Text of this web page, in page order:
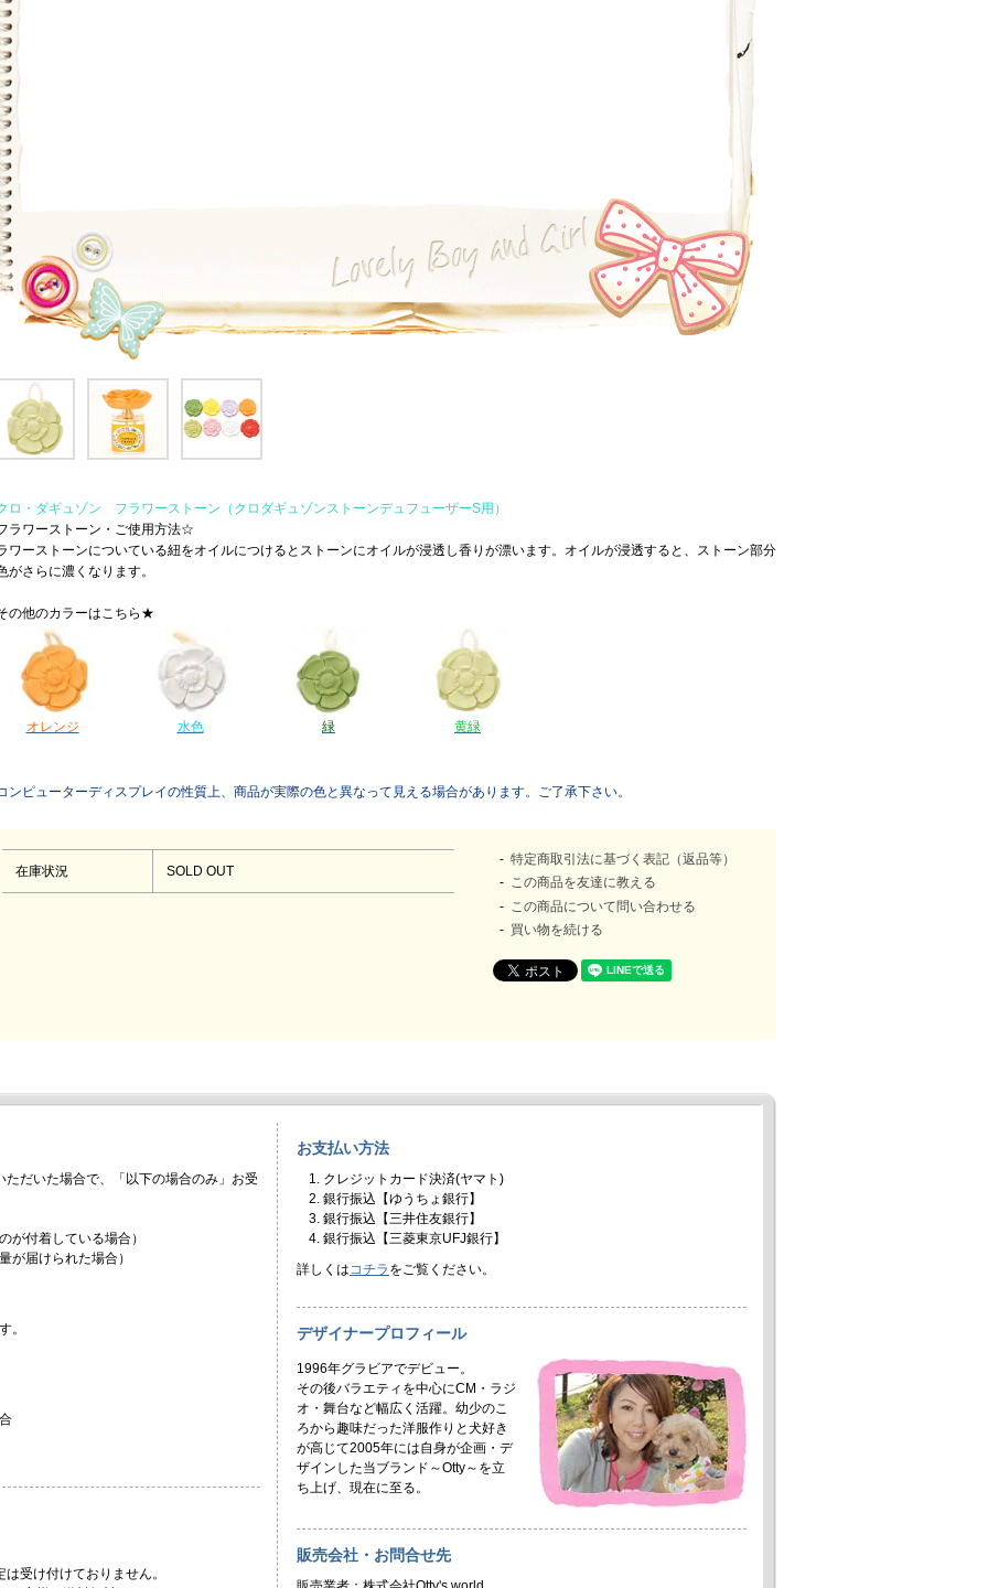
ロ・ダギュゾン フラワーストーン（クロダギュゾンストーンデュフューザーS用）
ラワーストーン・ご使用方法☆
ワーストーンについている紐をオイルにつけるとストーンにオイルが浸透し香りが漂います。オイルが浸透すると、ストーン部分
がさらに濃くなります。
の他のカラーはこちら★
オレンジ 水色 緑 黄緑
ンピューターディスプレイの性質上、商品が実際の色と異なって見える場合があります。ご了承下さい。
在庫状況 SOLD OUT
特定商取引法に基づく表記（返品等）
この商品を友達に教える
この商品について問い合わせる
買い物を続ける
だいた場合で、「以下の場合のみ」お受
が付着している場合）
が届けられた場合）
。
受け付けておりません。
お支払い方法
クレジットカード決済(ヤマト)
銀行振込【ゆうちょ銀行】
銀行振込【三井住友銀行】
銀行振込【三菱東京UFJ銀行】
詳しくはコチラ をご覧ください。
デザイナープロフィール
1996年グラビアでデビュー。
その後バラエティを中心にCM・ラジ
オ・舞台など幅広く活躍。幼少のこ
ろから趣味だった洋服作りと犬好き
が高じて2005年には自身が企画・デ
ザインした当ブランド～Otty～を立
ち上げ、現在に至る。
販売会社・お問合せ先